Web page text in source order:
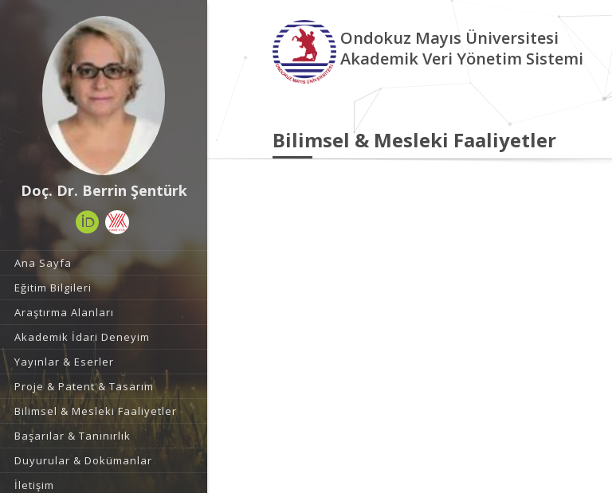
Doç. Dr. Berrin Şentürk
Ana Sayfa
Eğitim Bilgileri
Araştırma Alanları
Akademik İdari Deneyim
Yayınlar & Eserler
Proje & Patent & Tasarım
Bilimsel & Mesleki Faaliyetler
Başarılar & Tanınırlık
Duyurular & Dokümanlar
İletişim
Ondokuz Mayıs Üniversitesi
Akademik Veri Yönetim Sistemi
Bilimsel & Mesleki Faaliyetler